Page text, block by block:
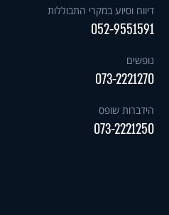
דיווח וסיוע במקרי התבוללות
052-9551591
נופשים
073-2221270
הידברות שופס
073-2221250